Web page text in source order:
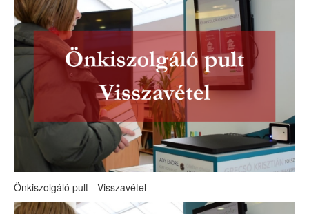
Önkiszolgáló pult - Visszavétel